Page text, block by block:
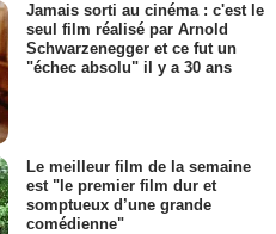
Jamais sorti au cinéma : c'est le
seul film réalisé par Arnold
Schwarzenegger et ce fut un
"échec absolu" il y a 30 ans
Le meilleur film de la semaine
est "le premier film dur et
somptueux d’une grande
comédienne"